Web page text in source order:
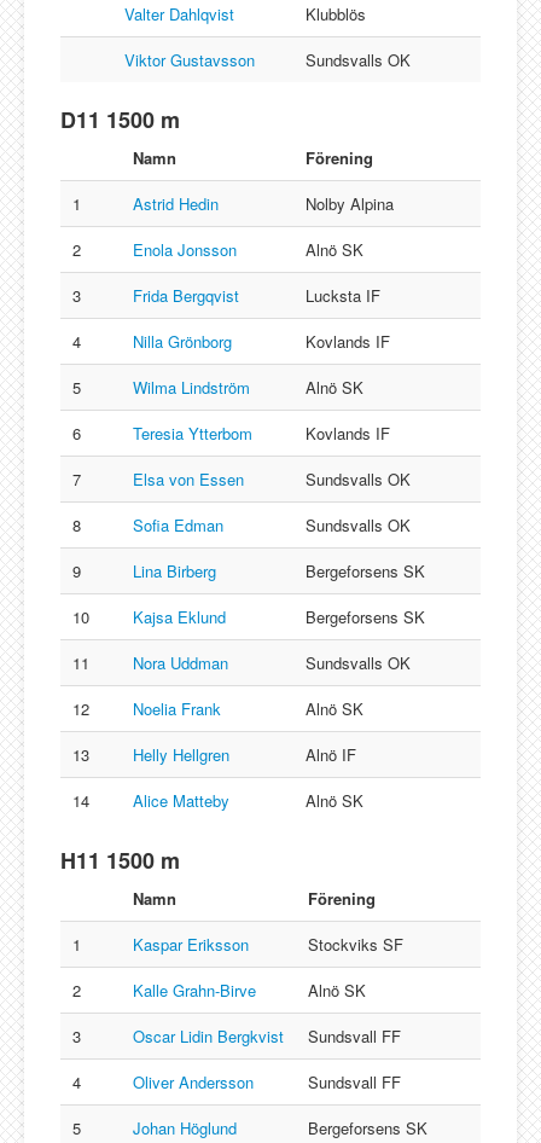
Valter Dahlqvist
Klubblös
Viktor Gustavsson
Sundsvalls OK
D11 1500 m
Namn
Förening
1
Astrid Hedin
Nolby Alpina
2
Enola Jonsson
Alnö SK
3
Frida Bergqvist
Lucksta IF
4
Nilla Grönborg
Kovlands IF
5
Wilma Lindström
Alnö SK
6
Teresia Ytterbom
Kovlands IF
7
Elsa von Essen
Sundsvalls OK
8
Sofia Edman
Sundsvalls OK
9
Lina Birberg
Bergeforsens SK
10
Kajsa Eklund
Bergeforsens SK
11
Nora Uddman
Sundsvalls OK
12
Noelia Frank
Alnö SK
13
Helly Hellgren
Alnö IF
14
Alice Matteby Alnö SK
H11 1500 m
Namn
Förening
1
Kaspar Eriksson
Stockviks SF
2
Kalle Grahn-Birve
Alnö SK
3
Oscar Lidin Bergkvist
Sundsvall FF
4
Oliver Andersson
Sundsvall FF
5
Johan Höglund
Bergeforsens SK